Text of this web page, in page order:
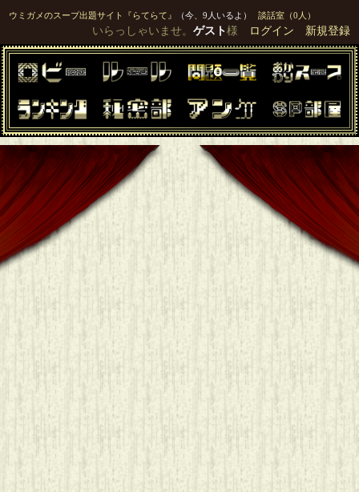
ウミガメのスープ出題サイト『らてらて』 （今、9人いるよ） 談話室（0人）
いらっしゃいませ。 ゲスト様 ログイン 新規登録